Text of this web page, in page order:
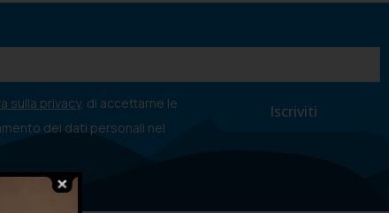
sulla privacy, di accettarne le
dei dati personali nel